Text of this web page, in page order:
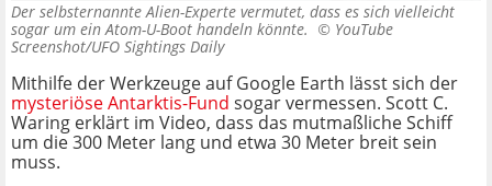
Der selbsternannte Alien-Experte vermutet, dass es sich vielleicht
sogar um ein Atom-U-Boot handeln könnte. © YouTube
Screenshot/UFO Sightings Daily
Mithilfe der Werkzeuge auf Google Earth lässt sich der
mysteriöse Antarktis-Fund sogar vermessen. Scott C.
Waring erklärt im Video, dass das mutmaßliche Schiff
um die 300 Meter lang und etwa 30 Meter breit sein
muss.